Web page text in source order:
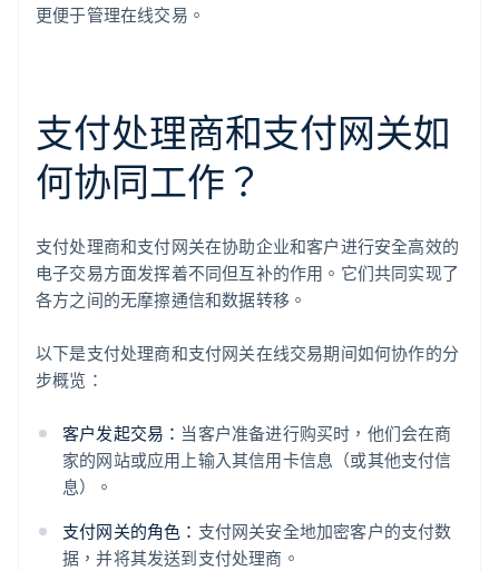
更便于管理在线交易。
支付处理商和支付网关如
何协同工作？
支付处理商和支付网关在协助企业和客户进行安全高效的
电子交易方面发挥着不同但互补的作用。它们共同实现了
各方之间的无摩擦通信和数据转移。
以下是支付处理商和支付网关在线交易期间如何协作的分
步概览：
客户发起交易： 当客户准备进行购买时，他们会在商
家的网站或应用上输入其信用卡信息（或其他支付信
息）。
支付网关的角色： 支付网关安全地加密客户的支付数
据，并将其发送到支付处理商。